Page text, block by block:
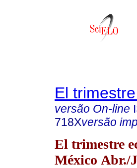
El
versão On-line
718Xversão
El trimestre
México Abr./